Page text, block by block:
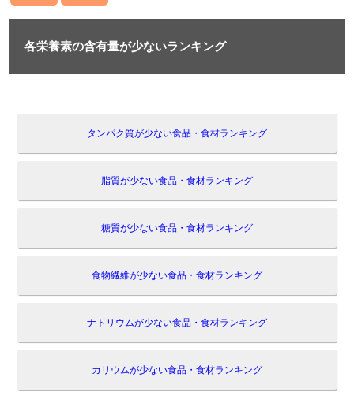
各栄養素の含有量が少ないランキング
タンパク質が少ない食品・食材ランキング
脂質が少ない食品・食材ランキング
糖質が少ない食品・食材ランキング
食物繊維が少ない食品・食材ランキング
ナトリウムが少ない食品・食材ランキング
カリウムが少ない食品・食材ランキング